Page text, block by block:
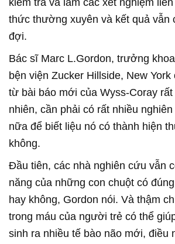
kiểm tra và làm các xét nghiệm
thức thường xuyên và kết quả vẫn
đợi.
Bác sĩ Marc L.Gordon, trưởng
bện viện Zucker Hillside, New
từ bài báo mới của Wyss-Coray rất
nhiên, cần phải có rất nhiều
nữa để biết liệu nó có thành hiện
không.
Đầu tiên, các nhà nghiên cứu vẫn
năng của những con chuột có
hay không, Gordon nói. Và thậm
trong máu của người trẻ có thể
sinh ra nhiều tế bào não mới, điều